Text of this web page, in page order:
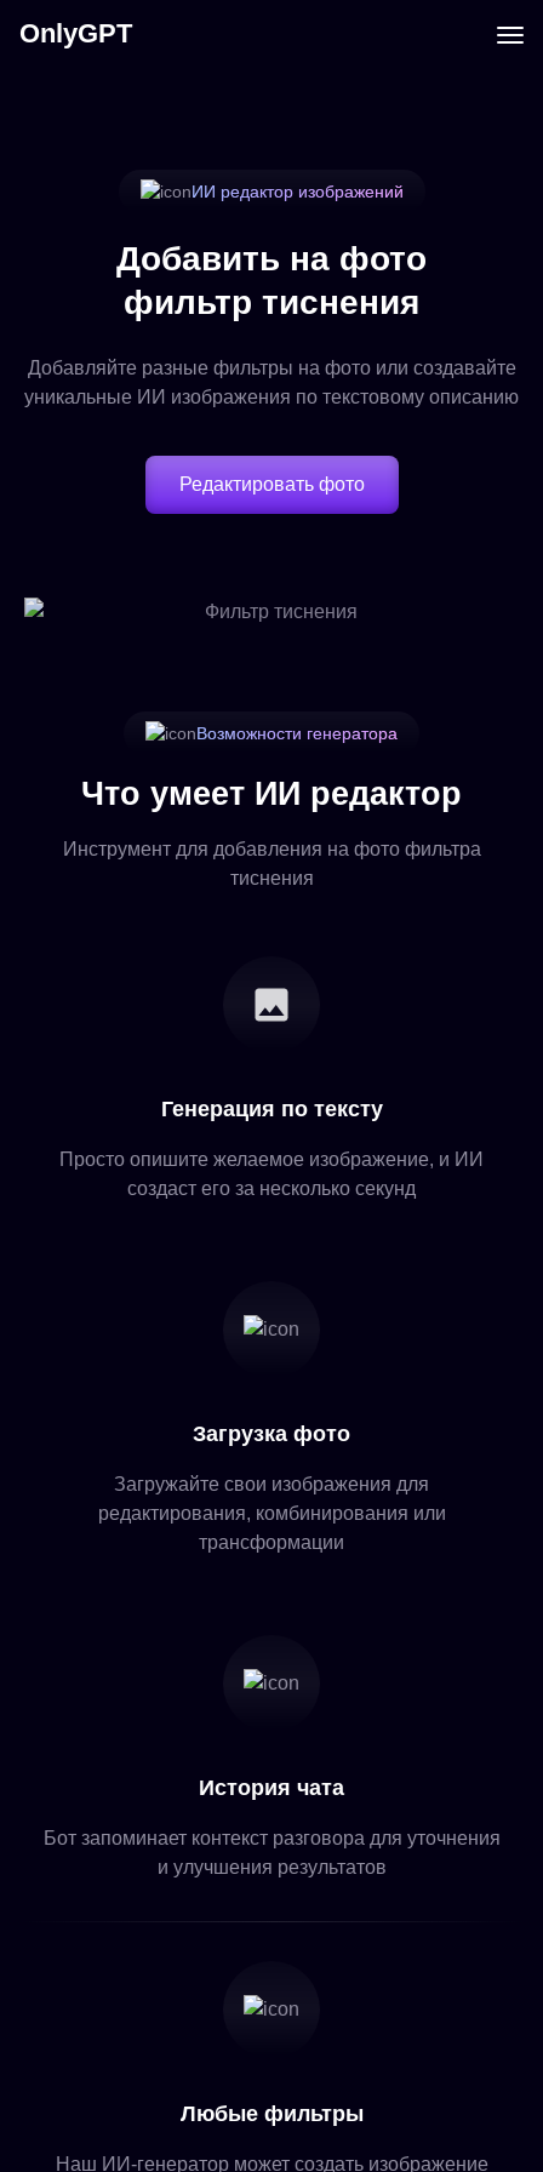
OnlyGPT
ИИ редактор изображений
Добавить на фото
фильтр тиснения
Добавляйте разные фильтры на фото или создавайте
уникальные ИИ изображения по текстовому описанию
Редактировать фото
Возможности генератора
Что умеет ИИ редактор
Инструмент для добавления на фото фильтра
тиснения
Генерация по тексту
Просто опишите желаемое изображение, и ИИ
создаст его за несколько секунд
Загрузка фото
Загружайте свои изображения для
редактирования, комбинирования или
трансформации
История чата
Бот запоминает контекст разговора для уточнения
и улучшения результатов
Любые фильтры
Наш ИИ-генератор может создать изображение